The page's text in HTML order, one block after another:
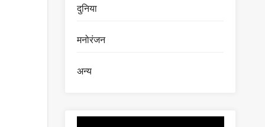
दुनिया
मनोरंजन
अन्य